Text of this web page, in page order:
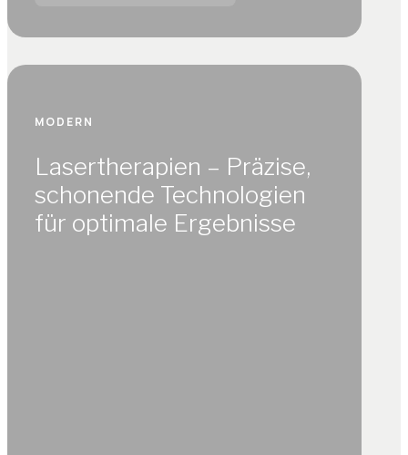
MODERN
Lasertherapien – Präzise,
schonende Technologien
für optimale Ergebnisse